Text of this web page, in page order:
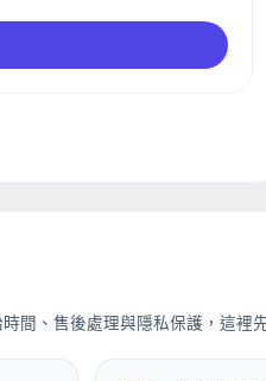
間、售後處理與隱私保護，這裡